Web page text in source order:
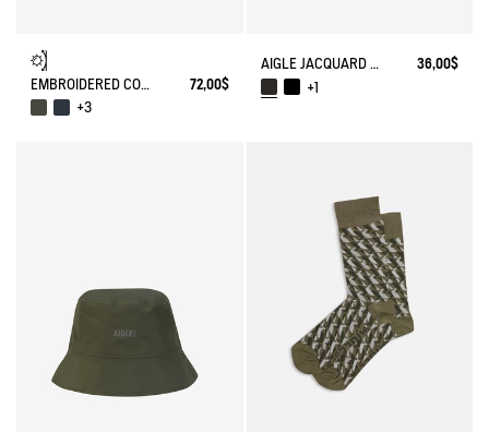
EMBROIDERED COTTON CAP
72,00$
+3
AIGLE JACQUARD SOCKS
36,00$
+1